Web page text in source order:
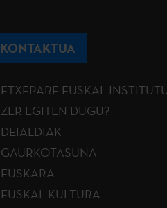
KONTAKTUA
ETXEPARE EUSKAL
ZER EGITEN DUGU?
DEIALDIAK
GAURKOTASUNA
EUSKARA
EUSKAL KULTURA